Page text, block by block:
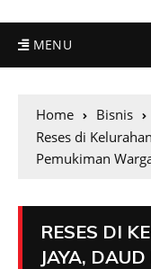
MENU
Home Bisnis
Reses di
Pemukiman
RESES DI
JAYA,